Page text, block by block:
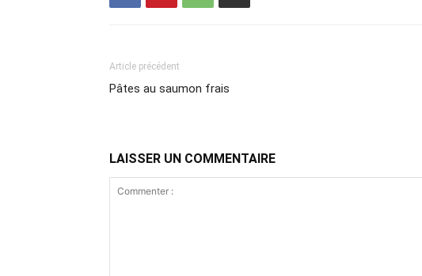
Article précédent
Pâtes au saumon frais
LAISSER UN COMMENTAIRE